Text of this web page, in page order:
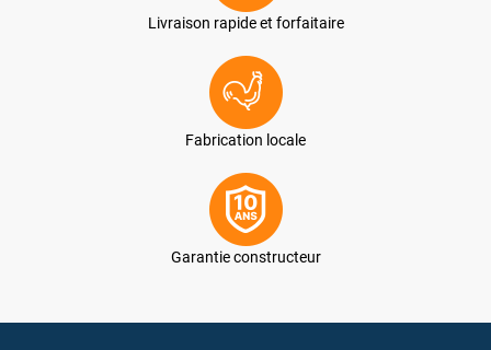
Livraison rapide et forfaitaire
Fabrication locale
Garantie constructeur